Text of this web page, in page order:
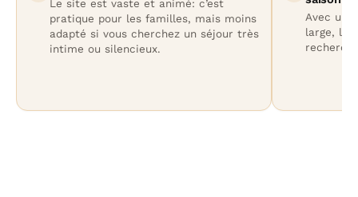
Le site est vaste et animé: c’est
pratique pour les familles, mais moins
adapté si vous cherchez un séjour très
intime ou silencieux.
Avec
large, les